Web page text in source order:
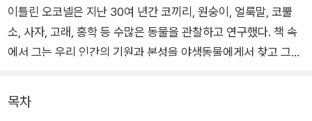
이틀린 오코넬은 지난 30여 년간 코끼리, 원숭이, 얼룩말, 코뿔
소, 사자, 고래, 홍학 등 수많은 동물을 관찰하고 연구했다. 책 속
에서 그는 우리 인간의 기원과 본성을 야생동물에게서 찾고 그들
름 아닌 ‘관계 맺기’다. 인사, 집단, 구애, 선물, 소리, 무언, 놀이,
애도, 회복, 여행 등 야생동물의 10가지 의례 행동을 살펴보면서,
목차